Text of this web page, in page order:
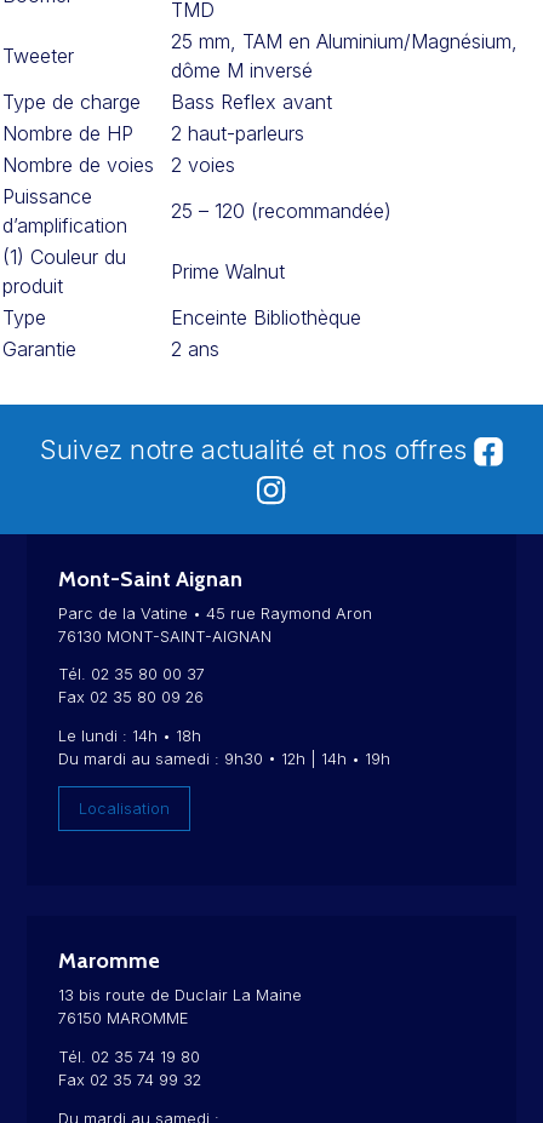
TMD
Tweeter
25 mm, TAM en Aluminium/Magnésium,
dôme M inversé
Type de charge
Bass Reflex avant
Nombre de HP
2 haut-parleurs
Nombre de voies
2 voies
Puissance
d’amplification
25 – 120 (recommandée)
(1) Couleur du
produit
Prime Walnut
Type
Enceinte Bibliothèque
Garantie
2 ans
Suivez notre actualité et nos offres
Mont-Saint Aignan
Parc de la Vatine • 45 rue Raymond Aron
76130 MONT-SAINT-AIGNAN
Tél. 02 35 80 00 37
Fax 02 35 80 09 26
Le lundi : 14h • 18h
Du mardi au samedi : 9h30 • 12h | 14h • 19h
Localisation
Maromme
13 bis route de Duclair La Maine
76150 MAROMME
Tél. 02 35 74 19 80
Fax 02 35 74 99 32
Du mardi au samedi :